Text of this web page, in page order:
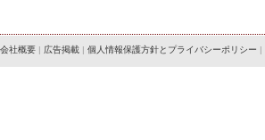
会社概要 | 広告掲載 | 個人情報保護方針とプライバシーポリシー |